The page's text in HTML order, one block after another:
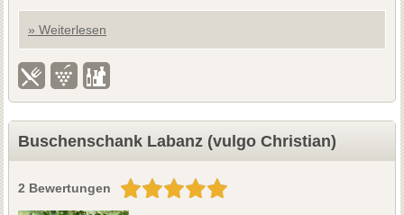
» Weiterlesen
Buschenschank Labanz (vulgo Christian)
2 Bewertungen